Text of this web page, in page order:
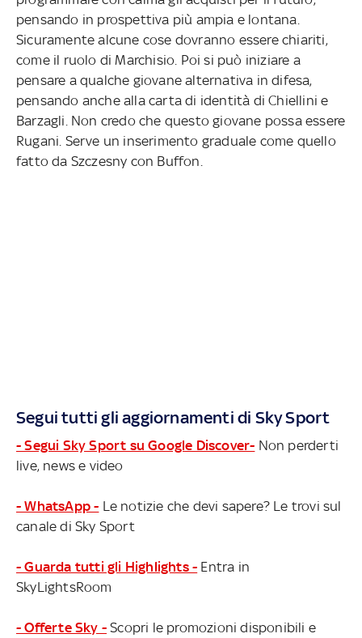
pensando in prospettiva più ampia e lontana.
Sicuramente alcune cose dovranno essere chiariti,
come il ruolo di Marchisio. Poi si può iniziare a
pensare a qualche giovane alternativa in difesa,
pensando anche alla carta di identità di Chiellini e
Barzagli. Non credo che questo giovane possa essere
Rugani. Serve un inserimento graduale come quello
fatto da Szczesny con Buffon.
Segui tutti gli aggiornamenti di Sky Sport
- Segui Sky Sport su Google Discover- Non perderti
live, news e video
- WhatsApp - Le notizie che devi sapere? Le trovi sul
canale di Sky Sport
- Guarda tutti gli Highlights - Entra in
SkyLightsRoom
- Offerte Sky - Scopri le promozioni disponibili e